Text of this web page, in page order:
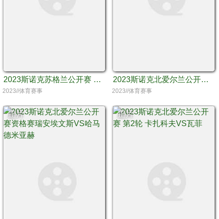
2023斯诺克苏格兰公开赛 资格赛 安迪·希克斯VS张安达
2023//体育赛事
2023斯诺克北爱尔兰公开赛 资格赛 斯佳辉VS张安达
2023//体育赛事
正片 正片